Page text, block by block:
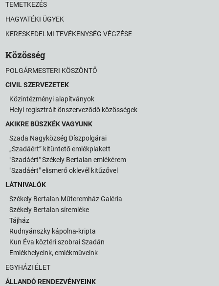
TEMETKEZÉS
HAGYATÉKI ÜGYEK
KERESKEDELMI TEVÉKENYSÉG VÉGZÉSE
Közösség
POLGÁRMESTERI KÖSZÖNTŐ
CIVIL SZERVEZETEK
Közintézményi alapítványok
Helyi regisztrált önszerveződő közösségek
AKIKRE BÜSZKÉK VAGYUNK
Szada Nagyközség Díszpolgárai
„Szadáért” kitüntető emlékplakett
"Szadáért" Székely Bertalan emlékérem
"Szadáért" elismerő oklevél kitűzővel
LÁTNIVALÓK
Székely Bertalan Műteremház Galéria
Székely Bertalan síremléke
Tájház
Rudnyánszky kápolna-kripta
Kun Éva köztéri szobrai Szadán
Emlékhelyeink, emlékműveink
EGYHÁZI ÉLET
ÁLLANDÓ RENDEZVÉNYEINK